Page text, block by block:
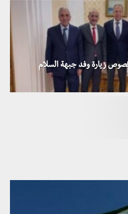
زيارة وفد جبهة السلام